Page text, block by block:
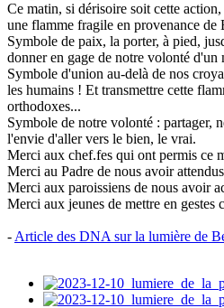
Ce matin, si dérisoire soit cette
une flamme fragile en provenance de
Symbole de paix, la porter, à pied,
donner en gage de notre volonté d'un
Symbole d'union au-delà de nos
les humains ! Et transmettre cette
orthodoxes...
Symbole de notre volonté : partager,
l'envie d'aller vers le bien, le vrai.
Merci aux chef.fes qui ont permis ce
Merci au Padre de nous avoir
Merci aux paroissiens de nous avoir
Merci aux jeunes de mettre en gestes
- Article des DNA sur la lumière de